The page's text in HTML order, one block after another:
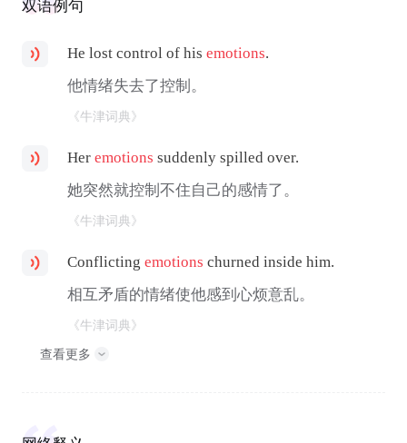
双语例句
He lost control of hisemotions.
他情绪失去了控制。
《牛津词典》
Heremotions suddenly spilled over.
她突然就控制不住自己的感情了。
《牛津词典》
Conflictingemotions churned inside him.
相互矛盾的情绪使他感到心烦意乱。
《牛津词典》
查看更多